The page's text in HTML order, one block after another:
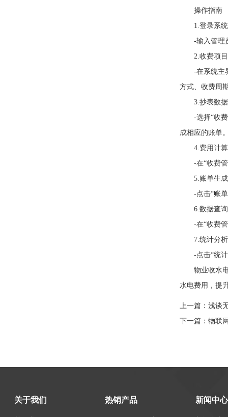
操作指南
1.登录系统
-输入管理员
2.收费项目
-在系统主界
方式、收费周
3.抄表数据
-选择“收费管
成相应的账单
4.费用计算
-在“收费管理
5.账单生成
-点击“账单
6.数据查询
-在“收费管
7.统计分析
-点击“统计
物业收水电
水电费用，提
上一篇： 浅谈
下一篇： 物联
关于我们 热销产品 新闻中心